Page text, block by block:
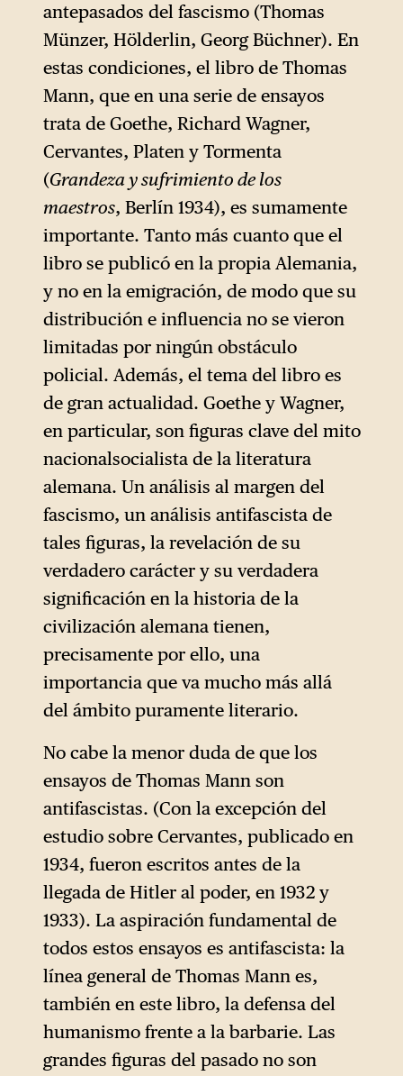
antepasados del fascismo (Thomas
Münzer, Hölderlin, Georg Büchner). En
estas condiciones, el libro de Thomas
Mann, que en una serie de ensayos
trata de Goethe, Richard Wagner,
Cervantes, Platen y Tormenta
(Grandeza y sufrimiento de los
maestros, Berlín 1934), es sumamente
importante. Tanto más cuanto que el
libro se publicó en la propia Alemania,
y no en la emigración, de modo que su
distribución e influencia no se vieron
limitadas por ningún obstáculo
policial. Además, el tema del libro es
de gran actualidad. Goethe y Wagner,
en particular, son figuras clave del mito
nacionalsocialista de la literatura
alemana. Un análisis al margen del
fascismo, un análisis antifascista de
tales figuras, la revelación de su
verdadero carácter y su verdadera
significación en la historia de la
civilización alemana tienen,
precisamente por ello, una
importancia que va mucho más allá
del ámbito puramente literario.
No cabe la menor duda de que los
ensayos de Thomas Mann son
antifascistas. (Con la excepción del
estudio sobre Cervantes, publicado en
1934, fueron escritos antes de la
llegada de Hitler al poder, en 1932 y
1933). La aspiración fundamental de
todos estos ensayos es antifascista: la
línea general de Thomas Mann es,
también en este libro, la defensa del
humanismo frente a la barbarie. Las
grandes figuras del pasado no son